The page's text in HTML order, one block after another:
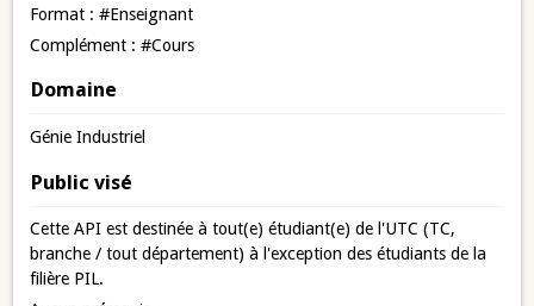
Format : #Enseignant
Complément : #Cours
Domaine
Génie Industriel
Public visé
Cette API est destinée à tout(e) étudiant(e) de l'UTC (TC,
branche / tout département) à l'exception des étudiants de la
filière PIL.